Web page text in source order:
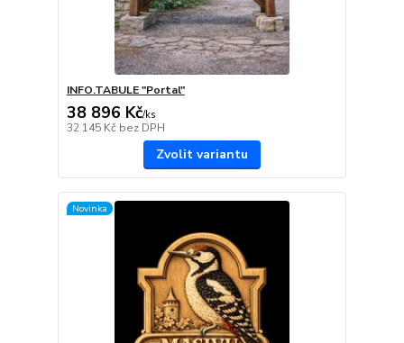
INFO.TABULE "Portal"
38 896 Kč/ks
32 145 Kč bez DPH
Zvolit variantu
Novinka